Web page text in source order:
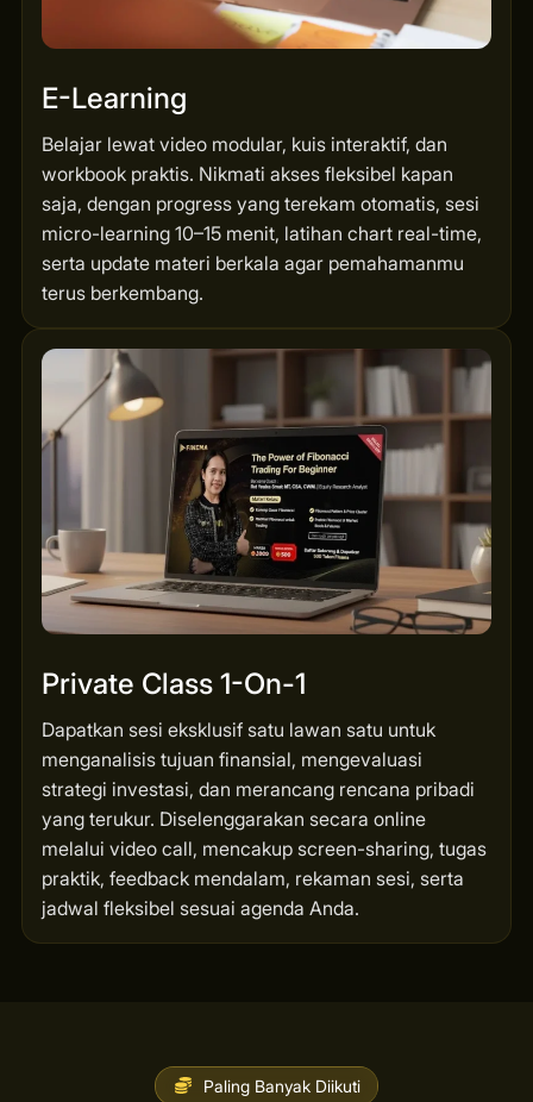
E-Learning
Belajar lewat video modular, kuis interaktif, dan
workbook praktis. Nikmati akses fleksibel kapan
saja, dengan progress yang terekam otomatis, sesi
micro-learning 10–15 menit, latihan chart real-time,
serta update materi berkala agar pemahamanmu
terus berkembang.
Private Class 1-On-1
Dapatkan sesi eksklusif satu lawan satu untuk
menganalisis tujuan finansial, mengevaluasi
strategi investasi, dan merancang rencana pribadi
yang terukur. Diselenggarakan secara online
melalui video call, mencakup screen-sharing, tugas
praktik, feedback mendalam, rekaman sesi, serta
jadwal fleksibel sesuai agenda Anda.
Paling Banyak Diikuti